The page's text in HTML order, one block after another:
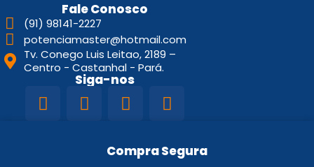
Fale Conosco
(91) 98141-2227
potenciamaster@hotmail.com
Tv. Conego Luis Leitao, 2189 –
Centro - Castanhal - Pará.
Siga-nos
Compra Segura